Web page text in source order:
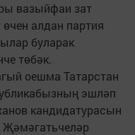
вазыйфаи зат
алдан партия
буларак
төбәк.
оешма Татарстан
эшләп
кандидатурасын
Җәмәгатьчеләр